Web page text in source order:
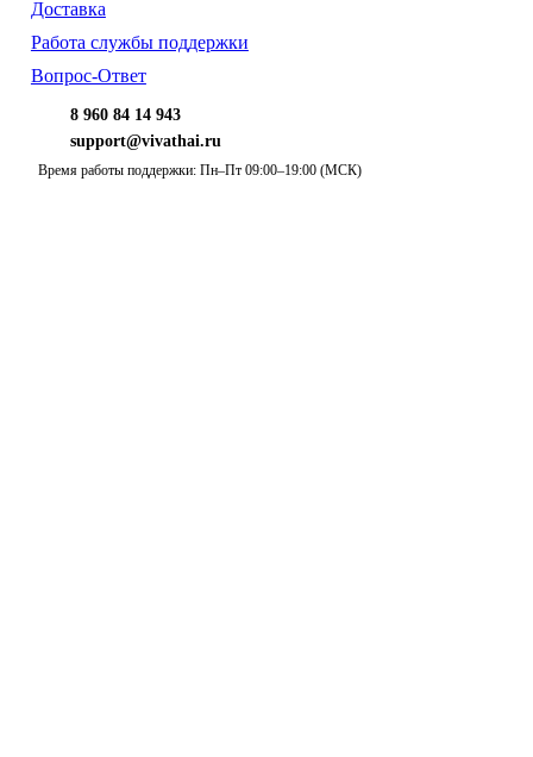
Доставка
Работа службы поддержки
Вопрос-Ответ
8 960 84 14 943
support@vivathai.ru
Время работы поддержки: Пн–Пт 09:00–19:00 (МСК)